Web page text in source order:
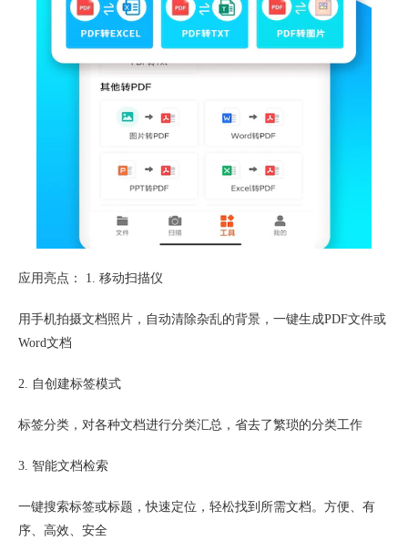
应用亮点： 1. 移动扫描仪
用手机拍摄文档照片，自动清除杂乱的背景，一键生成PDF文件或
Word文档
2. 自创建标签模式
标签分类，对各种文档进行分类汇总，省去了繁琐的分类工作
3. 智能文档检索
一键搜索标签或标题，快速定位，轻松找到所需文档。方便、有
序、高效、安全